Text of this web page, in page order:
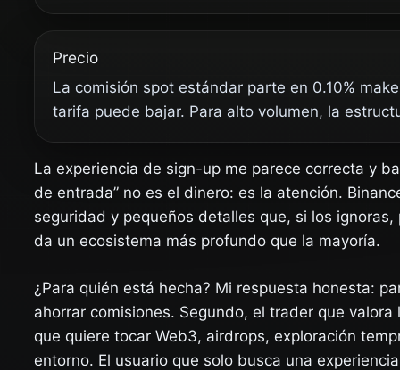
Precio
La comisión spot estándar parte en 0.10%
tarifa puede bajar. Para alto volumen, la
La experiencia de sign-up me parece correcta y
de entrada” no es el dinero: es la atención.
seguridad y pequeños detalles que, si los
da un ecosistema más profundo que la mayoría.
¿Para quién está hecha? Mi respuesta honesta:
ahorrar comisiones. Segundo, el trader que
que quiere tocar Web3, airdrops, exploración
entorno. El usuario que solo busca una